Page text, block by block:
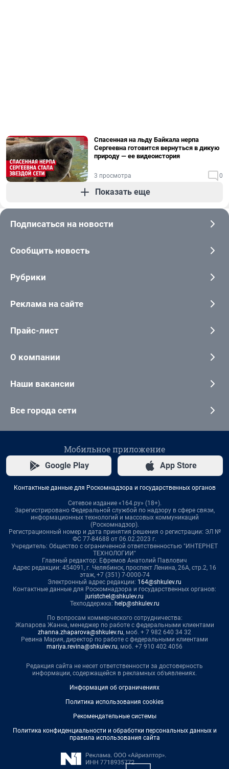
Спасенная на льду Байкала нерпа
Сергеевна готовится вернуться в дикую
природу — ее видеоистория
3 просмотра 0
Показать еще
Подписаться на новости
Сообщить новость
Рубрики
Реклама на сайте
Прайс-лист
О компании
Наши вакансии
Все города сети
Мобильное приложение
Google Play App Store
Контактные данные для Роскомнадзора и государственных органов
Сетевое издание «164.ру» (18+).
Зарегистрировано Федеральной службой по надзору в сфере связи,
информационных технологий и массовых коммуникаций
(Роскомнадзор).
Регистрационный номер и дата принятия решения о регистрации: ЭЛ №
ФС 77-84688 от 06.02.2023 г.
Учредитель: Общество с ограниченной ответственностью "ИНТЕРНЕТ
ТЕХНОЛОГИИ"
Главный редактор: Ефремов Анатолий Павлович
Адрес редакции: 454091, г. Челябинск, проспект Ленина, 26А, стр.2, 16
этаж, +7 (351) 7-0000-74
Электронный адрес редакции: 164@shkulev.ru
Контактные данные для Роскомнадзора и государственных органов:
juristchel@shkulev.ru
Техподдержка: help@shkulev.ru
По вопросам коммерческого сотрудничества:
Жапарова Жанна, менеджер по работе с федеральными клиентами
zhanna.zhaparova@shkulev.ru, моб. + 7 982 640 34 32
Ревина Мария, директор по работе с федеральными клиентами
mariya.revina@shkulev.ru, моб. +7 910 402 4056
Редакция сайта не несет ответственности за достоверность
информации, содержащейся в рекламных объявлениях.
Информация об ограничениях
Политика использования cookies
Рекомендательные системы
Политика конфиденциальности и обработки персональных данных и
правила использования сайта